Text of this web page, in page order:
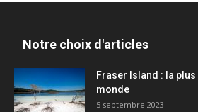
Notre choix d'articles
Fraser Island : la
monde
5 septembre 2023